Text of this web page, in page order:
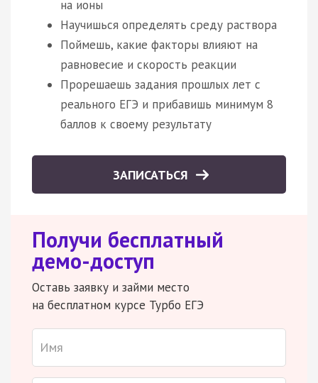
на ионы
Научишься определять среду раствора
Поймешь, какие факторы влияют на
равновесие и скорость реакции
Прорешаешь задания прошлых лет с
реального ЕГЭ и прибавишь минимум 8
баллов к своему результату
ЗАПИСАТЬСЯ
Получи бесплатный
демо-доступ
Оставь заявку и займи место
на бесплатном курсе Турбо ЕГЭ